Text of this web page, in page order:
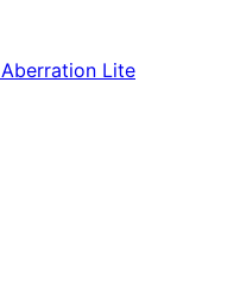
Aberration Lite